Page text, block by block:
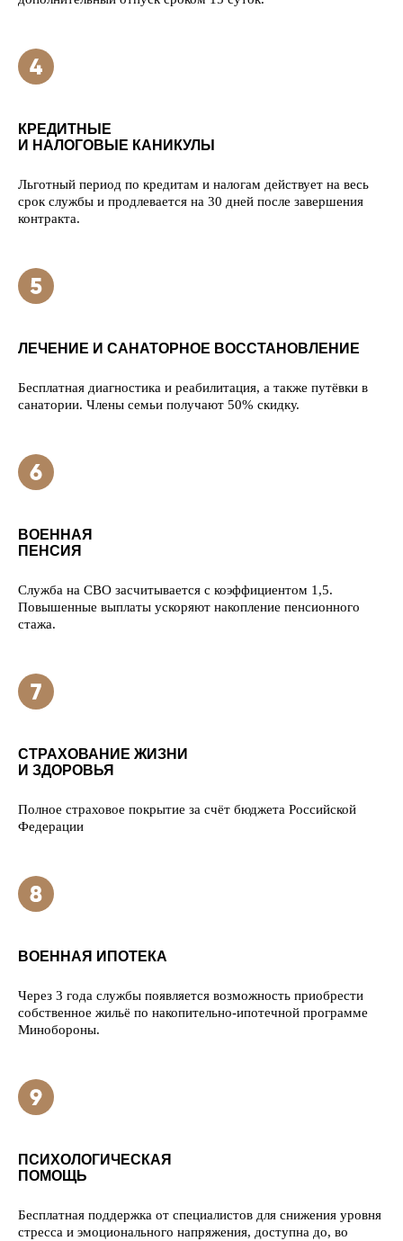
КРЕДИТНЫЕ
И НАЛОГОВЫЕ КАНИКУЛЫ
Льготный период по кредитам и налогам действует на весь
срок службы и продлевается на 30 дней после завершения
контракта.
ЛЕЧЕНИЕ И САНАТОРНОЕ ВОССТАНОВЛЕНИЕ
Бесплатная диагностика и реабилитация, а также путёвки в
санатории. Члены семьи получают 50% скидку.
ВОЕННАЯ
ПЕНСИЯ
Служба на СВО засчитывается с коэффициентом 1,5.
Повышенные выплаты ускоряют накопление пенсионного
стажа.
СТРАХОВАНИЕ ЖИЗНИ
И ЗДОРОВЬЯ
Полное страховое покрытие за счёт бюджета Российской
Федерации
ВОЕННАЯ ИПОТЕКА
Через 3 года службы появляется возможность приобрести
собственное жильё по накопительно-ипотечной программе
Минобороны.
ПСИХОЛОГИЧЕСКАЯ
ПОМОЩЬ
Бесплатная поддержка от специалистов для снижения уровня
стресса и эмоционального напряжения, доступна до, во